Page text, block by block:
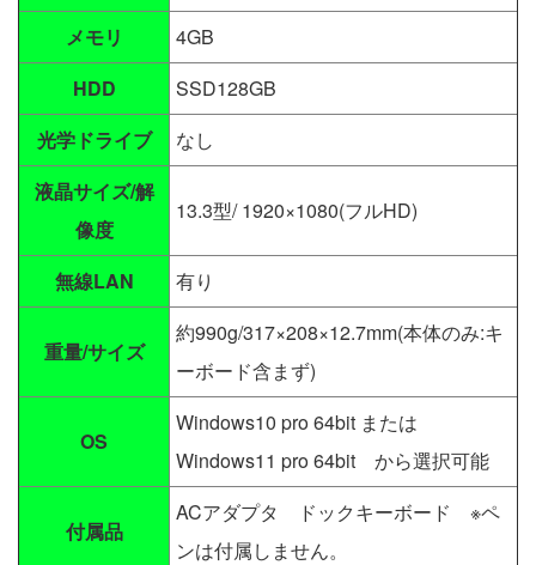
メモリ
4GB
HDD
SSD128GB
光学ドライブ
なし
液晶サイズ/解
像度
13.3型/ 1920×1080(フルHD)
無線LAN 有り
重量/サイズ
約990g/317×208×12.7mm(本体のみ:キ
ーボード含まず)
OS
Windows10 pro 64bit または
Windows11 pro 64bit から選択可能
付属品
ACアダプタ ドックキーボード ※ペ
ンは付属しません。